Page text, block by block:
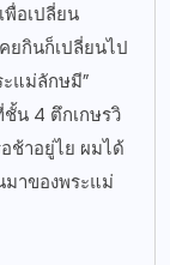
พื่อเปลี่ยน
ยกินก็เปลี่ยนไป
ะแม่ลักษมี”
น 4 ตึกเกษรวิ
ช้าอยู่ไย ผมได้
มาของพระแม่